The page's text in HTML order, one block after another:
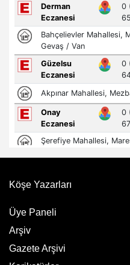
Köşe Yazarları
Üye Paneli
Arşiv
Gazete Arşivi